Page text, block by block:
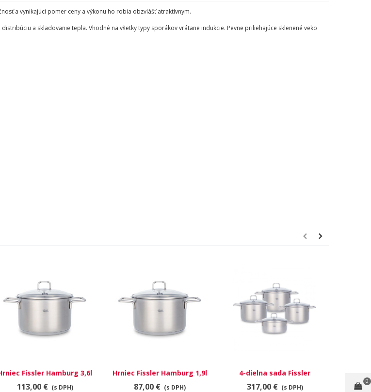
a vynikajúci pomer ceny a výkonu ho robia obzvlášť atraktívnym.
a skladovanie tepla. Vhodné na všetky typy sporákov vrátane indukcie. Pevne priliehajúce sklenené veko
Fissler Hamburg 3,6l
20cm
113,00 € (s DPH)
Hrniec Fissler Hamburg 1,9l
16cm
87,00 € (s DPH)
4-dielna sada Fissler
Hamburg
317,00 € (s DPH)
0